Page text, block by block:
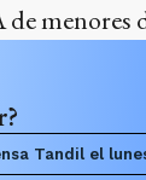
menores
Tandil el